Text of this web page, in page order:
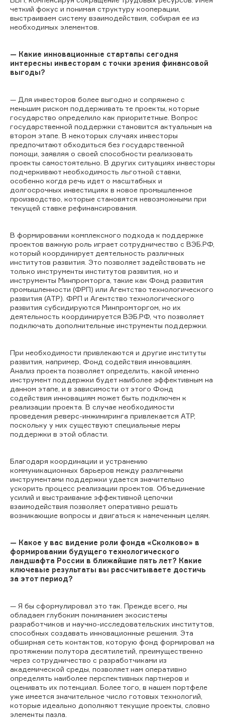
четкий фокус и понимая структуру кооперации,
выстраиваем систему взаимодействия, собирая ее из
необходимых элементов.
— Какие инновационные стартапы сегодня
интересны инвесторам с точки зрения финансовой
выгоды?
— Для инвесторов более выгодно и сопряжено с
меньшим риском поддерживать те проекты, которые
государство определило как приоритетные. Вопрос
государственной поддержки становится актуальным на
втором этапе. В некоторых случаях инвесторы
предпочитают обходиться без государственной
помощи, заявляя о своей способности реализовать
проекты самостоятельно. В других ситуациях инвесторы
подчеркивают необходимость льготной ставки,
особенно когда речь идет о масштабных и
долгосрочных инвестициях в новое промышленное
производство, которые становятся невозможными при
текущей ставке рефинансирования.
В формировании комплексного подхода к поддержке
проектов важную роль играет сотрудничество с ВЭБ.РФ,
который координирует деятельность различных
институтов развития. Это позволяет задействовать не
только инструменты институтов развития, но и
инструменты Минпромторга, такие как Фонд развития
промышленности (ФРП) или Агентство технологического
развития (АТР). ФРП и Агентство технологического
развития субсидируются Минпромторгом, но их
деятельность координируется ВЭБ.РФ, что позволяет
подключать дополнительные инструменты поддержки.
При необходимости привлекаются и другие институты
развития, например, Фонд содействия инновациям.
Анализ проекта позволяет определить, какой именно
инструмент поддержки будет наиболее эффективным на
данном этапе, и в зависимости от этого Фонд
содействия инновациям может быть подключен к
реализации проекта. В случае необходимости
проведения реверс-инжиниринга привлекается АТР,
поскольку у них существуют специальные меры
поддержки в этой области.
Благодаря координации и устранению
коммуникационных барьеров между различными
инструментами поддержки удается значительно
ускорить процесс реализации проектов. Объединение
усилий и выстраивание эффективной цепочки
взаимодействия позволяет оперативно решать
возникающие вопросы и двигаться к намеченным целям.
— Какое у вас видение роли фонда «Сколково» в
формировании будущего технологического
ландшафта России в ближайшие пять лет? Какие
ключевые результаты вы рассчитываете достичь
за этот период?
— Я бы сформулировал это так. Прежде всего, мы
обладаем глубоким пониманием экосистемы
разработчиков и научно-исследовательских институтов,
способных создавать инновационные решения. Эта
обширная сеть контактов, которую фонд формировал на
протяжении полутора десятилетий, преимущественно
через сотрудничество с разработчиками из
академической среды, позволяет нам оперативно
определять наиболее перспективных партнеров и
оценивать их потенциал. Более того, в нашем портфеле
уже имеется значительное число готовых технологий,
которые идеально дополняют текущие проекты, словно
элементы пазла.